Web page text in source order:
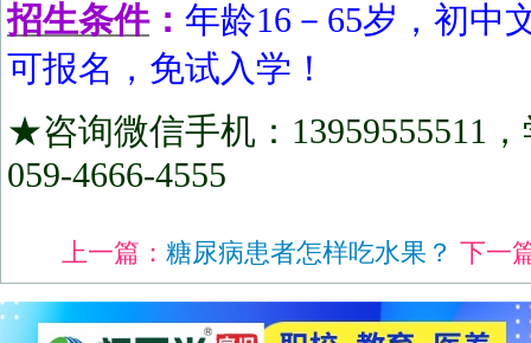
招生条件： 年龄16－65岁，初中
可报名，免试入学！
★咨询微信手机：13959555511
059-4666-4555
上一篇： 糖尿病患者怎样吃水果？ 下一